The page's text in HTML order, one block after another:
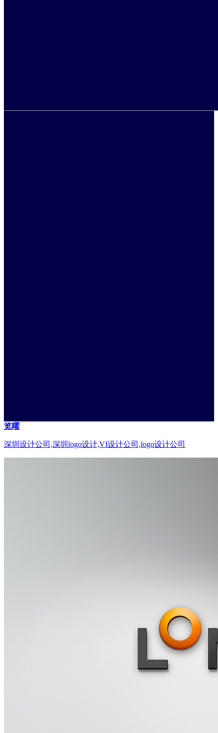
览曜
深圳设计公司,深圳logo设计,VI设计公司,logo设计公司